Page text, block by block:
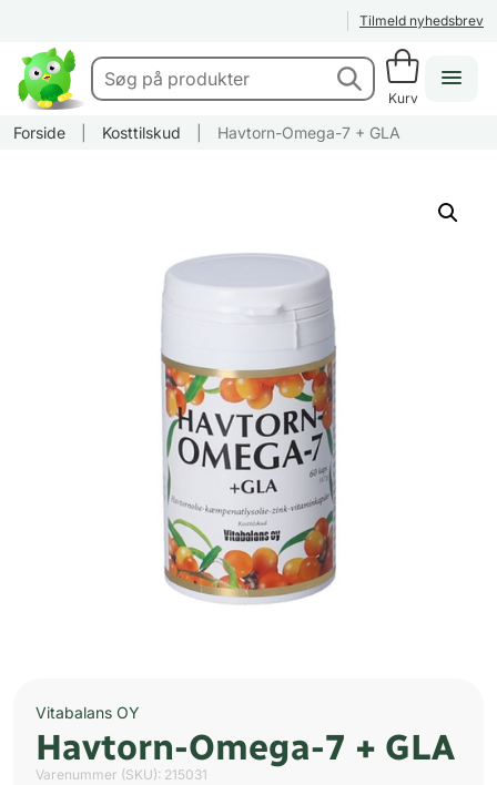
Tilmeld nyhedsbrev
Kurv
Forside Kosttilskud Havtorn-Omega-7 + GLA
Vitabalans OY
Havtorn-Omega-7 + GLA
Varenummer (SKU): 215031